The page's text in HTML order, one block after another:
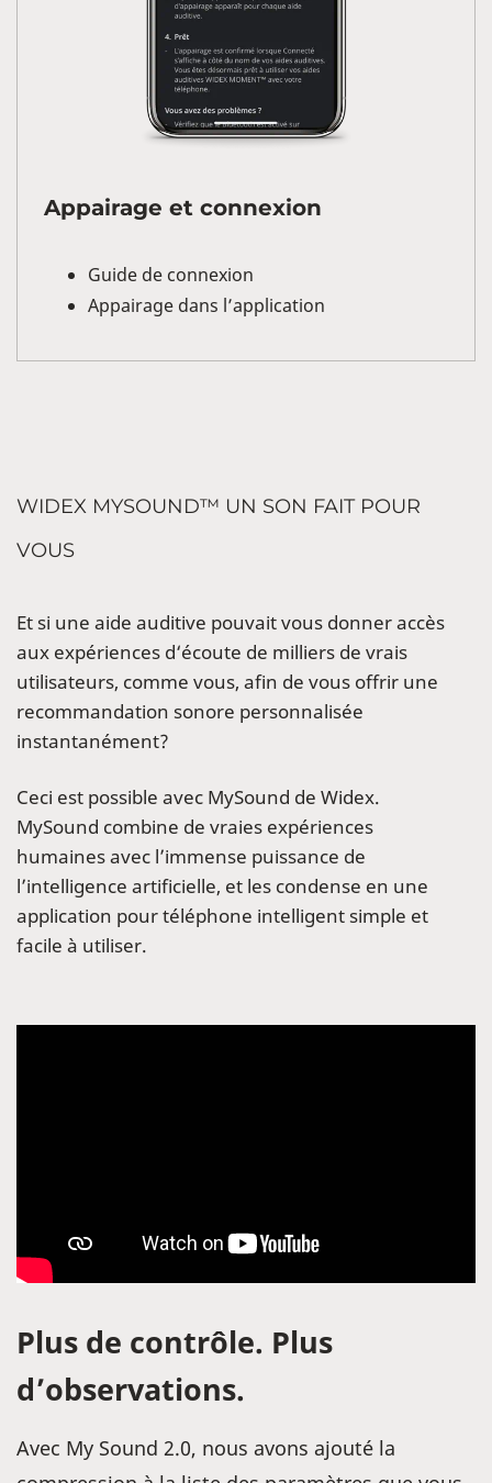
Appairage et connexion
Guide de connexion
Appairage dans l’application
WIDEX MYSOUND™ UN SON FAIT POUR
VOUS
Et si une aide auditive pouvait vous donner accès
aux expériences d‘écoute de milliers de vrais
utilisateurs, comme vous, afin de vous offrir une
recommandation sonore personnalisée
instantanément?
Ceci est possible avec MySound de Widex.
MySound combine de vraies expériences
humaines avec l’immense puissance de
l’intelligence artificielle, et les condense en une
application pour téléphone intelligent simple et
facile à utiliser.
Plus de contrôle. Plus
d’observations.
Avec My Sound 2.0, nous avons ajouté la